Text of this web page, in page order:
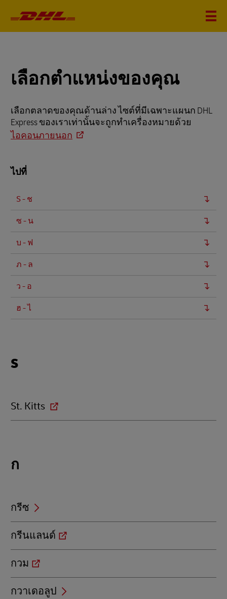
เลือกตำแหน่งของคุณ
เลือกตลาดของคุณด้านล่าง ไซต์ที่มีเฉพาะแผนก DHL
Express ของเราเท่านั้นจะถูกทำเครื่องหมายด้วย
ไอคอนภายนอก
ไปที่
S - ช
ซ - น
บ - ฟ
ภ - ล
ว - อ
ฮ - ไ
beginning
S
St. Kitts
beginning
ก
กรีซ
กรีนแลนด์
กวม
กวาเดอลูป